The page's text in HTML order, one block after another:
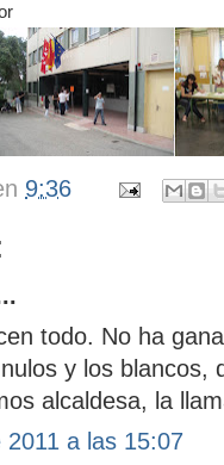
9:36
todo. No ha
y los blancos,
alcaldesa, la
a las 15:07